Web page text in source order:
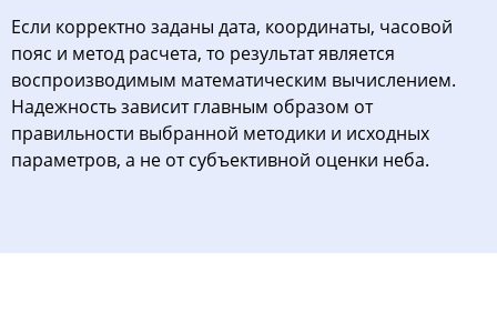
Если корректно заданы дата, координаты, часовой
пояс и метод расчета, то результат является
воспроизводимым математическим вычислением.
Надежность зависит главным образом от
правильности выбранной методики и исходных
параметров, а не от субъективной оценки неба.